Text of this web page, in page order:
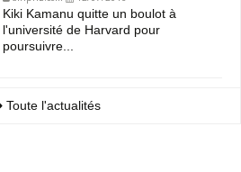
Kiki Kamanu quitte un boulot à
l'université de Harvard pour
poursuivre...
Toute l'actualités